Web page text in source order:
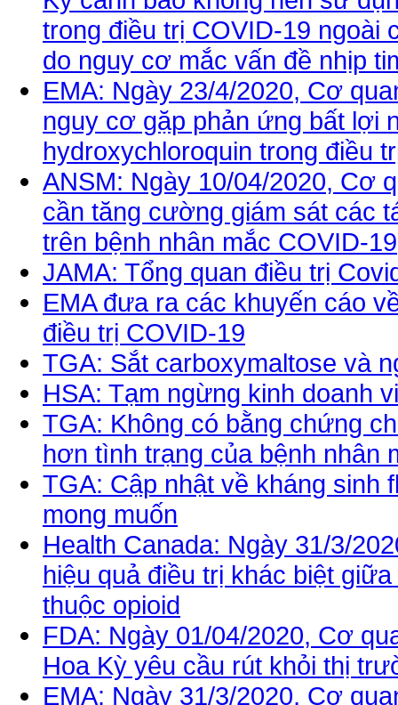
trong điều trị COVID-19
do nguy cơ mắc vấn đề nhịp
EMA: Ngày 23/4/2020, Cơ
nguy cơ gặp phản ứng bất lợi
hydroxychloroquin trong điều
ANSM: Ngày 10/04/2020, Cơ
cần tăng cường giám sát các
trên bệnh nhân mắc COVID-19
JAMA: Tổng quan điều trị
EMA đưa ra các khuyến cáo
điều trị COVID-19
TGA: Sắt carboxymaltose và
HSA: Tạm ngừng kinh doanh
TGA: Không có bằng chứng
hơn tình trạng của bệnh nhân
TGA: Cập nhật về kháng sinh
mong muốn
Health Canada: Ngày 31/3/
hiệu quả điều trị khác biệt
thuộc opioid
FDA: Ngày 01/04/2020, Cơ
Hoa Kỳ yêu cầu rút khỏi thị
EMA: Ngày 31/3/2020, Cơ